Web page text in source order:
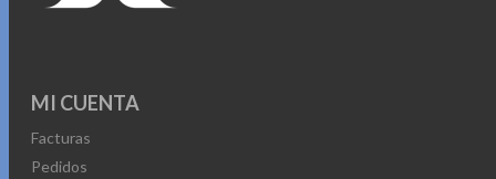
MI CUENTA
Facturas
Pedidos